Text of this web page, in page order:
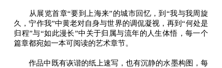
从展览首章“要到上海来”的城市回忆，到“我与我周旋
久，宁作我”中黄老对自身与世界的调侃凝视，再到“何处是
归程”与“如此漫长”中关于归属与流年的人生体悟，每一个
篇章都宛如一本可阅读的艺术章节。
作品中既有诙谐的纸上速写，也有沉静的水墨构图，每